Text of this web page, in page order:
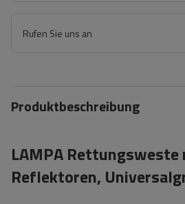
Rufen Sie uns an
Produktbeschreibung
LAMPA Rettungsweste
Reflektoren,